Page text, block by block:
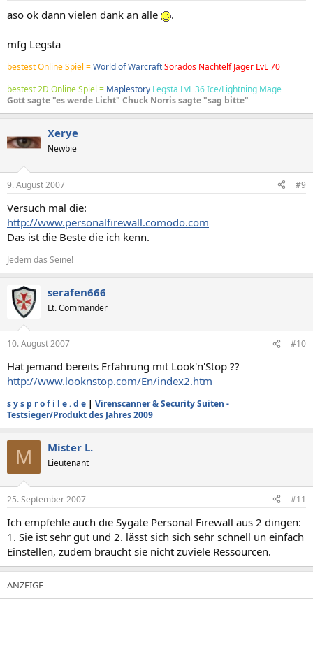
aso ok dann vielen dank an alle .
mfg Legsta
bestest Online Spiel =World of WarcraftSorados Nachtelf Jäger LvL 70
bestest 2D Online Spiel = Maplestory Legsta LvL 36 Ice/Lightning Mage
Gott sagte "es werde Licht" Chuck Norris sagte "sag bitte"
Xerye
Newbie
9. August 2007 #9
Versuch mal die:
http://www.personalfirewall.comodo.com
Das ist die Beste die ich kenn.
Jedem das Seine!
serafen666
Lt. Commander
10. August 2007 #10
Hat jemand bereits Erfahrung mit Look'n'Stop ??
http://www.looknstop.com/En/index2.htm
s y s p r o f i l e . d e | Virenscanner & Security Suiten -
Testsieger/Produkt des Jahres 2009
M Mister L.
Lieutenant
25. September 2007 #11
Ich empfehle auch die Sygate Personal Firewall aus 2 dingen:
1. Sie ist sehr gut und 2. lässt sich sich sehr schnell un einfach
Einstellen, zudem braucht sie nicht zuviele Ressourcen.